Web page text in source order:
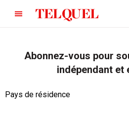
Abonnez-vous pour
indépendant et
Pays de résidence